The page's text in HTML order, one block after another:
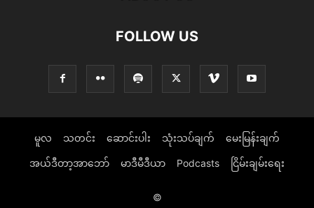
FOLLOW US
မူလ သတင်း ဆောင်းပါး သုံးသပ်ချက် မေးမြန်းချက်
အယ်ဒီတာ့အာဘော် မာဒီမီဒီယာ Podcasts ငြိမ်းချမ်းရေး
©